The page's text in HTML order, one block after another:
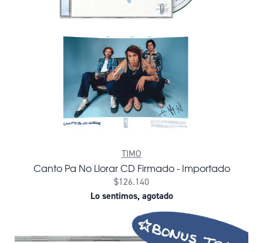
TIMO
Canto Pa No Llorar CD Firmado - Importado
$126.140
Lo sentimos, agotado